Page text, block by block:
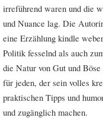
irreführend waren und die
und Nuance lag. Die
eine Erzählung kindle
Politik fesselnd als auch
die Natur von Gut und
für jeden, der sein volles
praktischen Tipps und
und zugänglich machen.